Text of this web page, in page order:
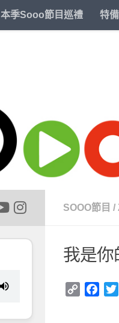
本季Sooo節目巡禮 特
SOOO節目 /
我是你
Copy